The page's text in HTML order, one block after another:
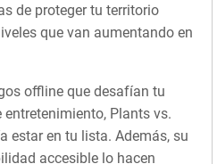
de proteger tu territorio
que van aumentando en
offline que desafían tu
Plants vs.
estar en tu lista. Además, su
accesible lo hacen